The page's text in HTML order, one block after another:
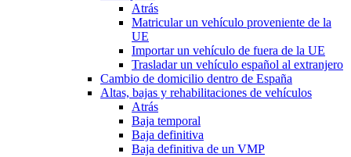
Atrás
Matricular un vehículo proveniente de la
UE
Importar un vehículo de fuera de la UE
Trasladar un vehículo español al extranjero
Cambio de domicilio dentro de España
Altas, bajas y rehabilitaciones de vehículos
Atrás
Baja temporal
Baja definitiva
Baja definitiva de un VMP